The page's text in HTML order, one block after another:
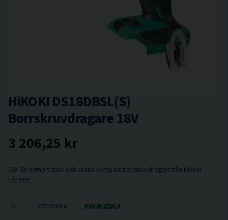
HiKOKI DS18DBSL(S)
Borrskruvdragare 18V
3 206,25 kr
18V. En oerhört stark och snabb kompakt borrskruvdragare från Hikoki.
Läs mer
68010369-n